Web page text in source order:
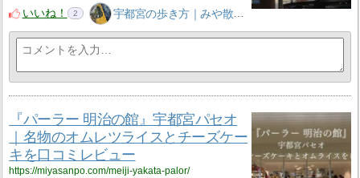
いいね！
2 宇都宮の歩き方｜みや散歩
『パーラー 明治の館』宇都宮パセオ
｜名物のオムレツライスとチーズケー
キを口コミレビュー
https://miyasanpo.com/meiji-yakata-palor/